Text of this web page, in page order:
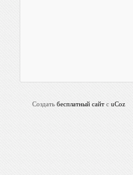
Создать бесплатный сайт с uCoz